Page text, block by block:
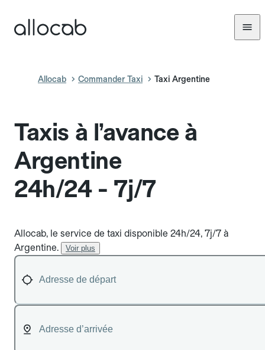
Allocab Commander Taxi Taxi Argentine
Taxis à l’avance à
Argentine
24h/24 - 7j/7
Allocab, le service de taxi disponible 24h/24, 7j/7 à
Argentine.
Voir plus